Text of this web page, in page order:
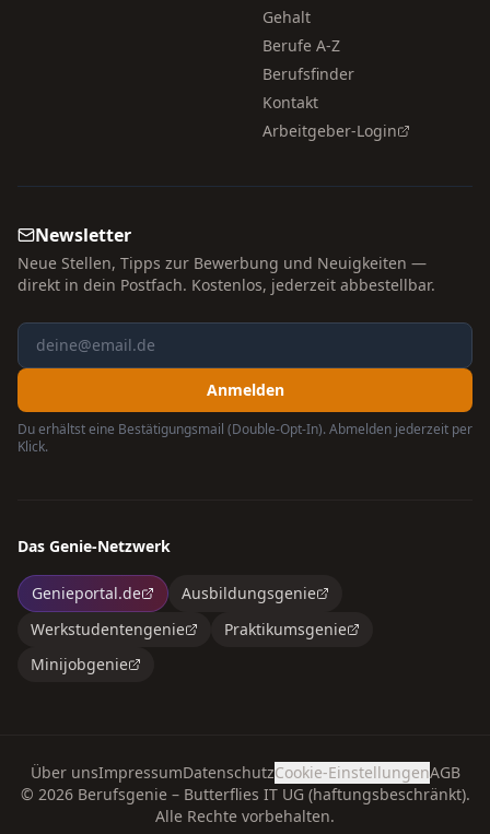
Gehalt
Berufe A-Z
Berufsfinder
Kontakt
Arbeitgeber-Login
Newsletter
Neue Stellen, Tipps zur Bewerbung und Neuigkeiten —
direkt in dein Postfach. Kostenlos, jederzeit abbestellbar.
Anmelden
Du erhältst eine Bestätigungsmail (Double-Opt-In). Abmelden jederzeit per
Klick.
Das Genie-Netzwerk
Genieportal.de
Ausbildungsgenie
Werkstudentengenie
Praktikumsgenie
Minijobgenie
Über unsImpressumDatenschutzCookie-EinstellungenAGB
© 2026Berufsgenie – Butterflies IT UG (haftungsbeschränkt).
Alle Rechte vorbehalten.